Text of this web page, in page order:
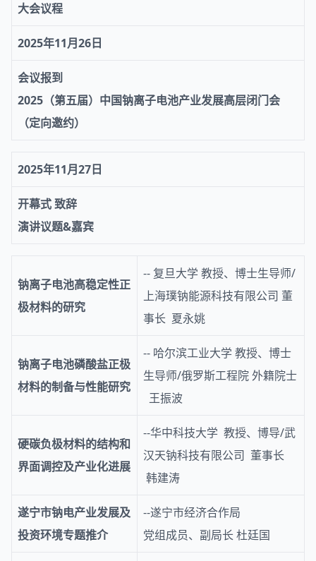
大会议程
2025年11月26日
会议报到
2025（第五届）中国钠离子电池产业发展高层闭门会
（定向邀约）
2025年11月27日
开幕式 致辞
演讲议题&嘉宾
钠离子电池高稳定性正
极材料的研究
-- 复旦大学 教授、博士生导师/
上海璞钠能源科技有限公司 董
事长 夏永姚
钠离子电池磷酸盐正极
材料的制备与性能研究
-- 哈尔滨工业大学 教授、博士
生导师/俄罗斯工程院 外籍院士
王振波
硬碳负极材料的结构和
界面调控及产业化进展
--华中科技大学 教授、博导/武
汉天钠科技有限公司 董事长
韩建涛
遂宁市钠电产业发展及
投资环境专题推介
--遂宁市经济合作局
党组成员、副局长 杜廷国